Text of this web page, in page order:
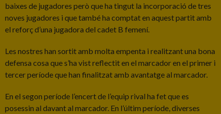
baixes de jugadores però que ha tingut la incorporació de tres
noves jugadores i que també ha comptat en aquest partit amb
el reforç d’una jugadora del cadet B femení.
Les nostres han sortit amb molta empenta i realitzant una bona
defensa cosa que s’ha vist reflectit en el marcador en el primer i
tercer període que han finalitzat amb avantatge al marcador.
En el segon període l’encert de l’equip rival ha fet que es
posessin al davant al marcador. En l’últim període, diverses